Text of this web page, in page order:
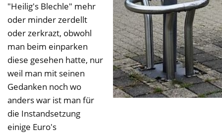
"Heilig's Blechle" mehr
oder minder zerdellt
oder zerkrazt, obwohl
man beim einparken
diese gesehen hatte, nur
weil man mit seinen
Gedanken noch wo
anders war ist man für
die Instandsetzung
einige Euro's